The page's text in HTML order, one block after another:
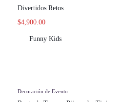
Divertidos Retos
$4,900.00
Funny Kids
Decoración de Evento